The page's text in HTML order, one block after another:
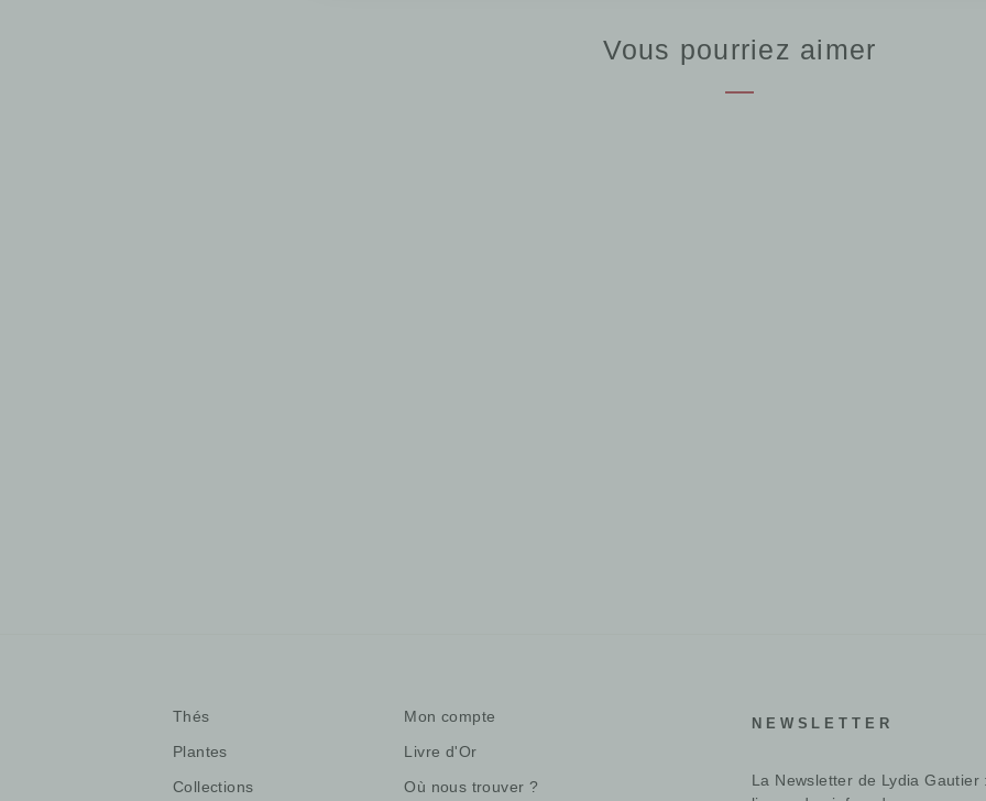
Vous pourriez aimer
Thés
Plantes
Collections
Mon compte
Livre d'Or
Où nous trouver ?
NEWSLETTER
La Newsletter de Lydia